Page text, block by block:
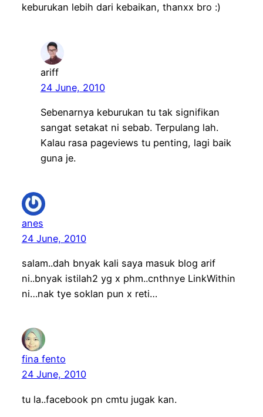
keburukan lebih dari kebaikan, thanxx bro :)
ariff
24 June, 2010
Sebenarnya keburukan tu tak signifikan
sangat setakat ni sebab. Terpulang lah.
Kalau rasa pageviews tu penting, lagi baik
guna je.
anes
24 June, 2010
salam..dah bnyak kali saya masuk blog arif
ni..bnyak istilah2 yg x phm..cnthnye LinkWithin
ni…nak tye soklan pun x reti…
fina fento
24 June, 2010
tu la..facebook pn cmtu jugak kan.